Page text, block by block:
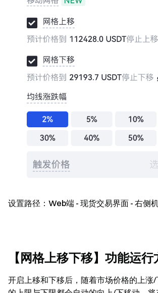
设置路径：Web端 - 现货交易界面 - 右侧
【网格上移下移】功能运行
开启上移和下移后，随着市场价格的上涨